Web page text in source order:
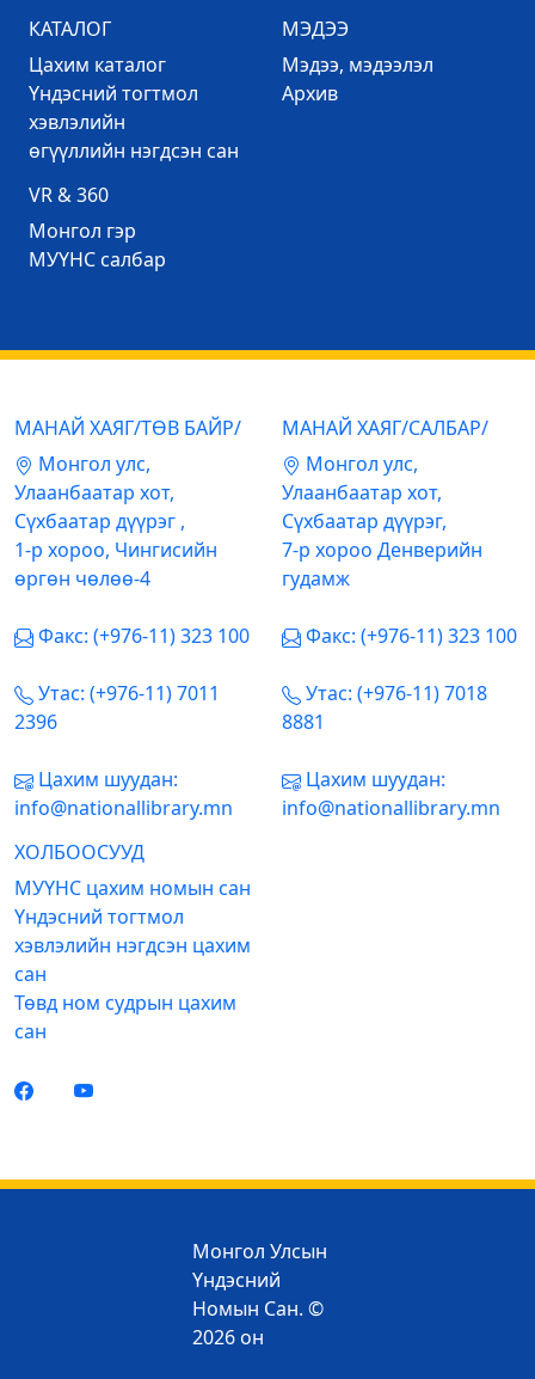
КАТАЛОГ
Цахим каталог
Үндэсний тогтмол
хэвлэлийн
өгүүллийн нэгдсэн сан
МЭДЭЭ
Mэдээ, мэдээлэл
Архив
VR & 360
Mонгол гэр
МУҮНС салбар
МАНАЙ ХАЯГ/ТӨВ БАЙР/
Mонгол улс,
Улаанбаатар хот,
Сүхбаатар дүүрэг ,
1-р хороо, Чингисийн
өргөн чөлөө-4
Факс: (+976-11) 323 100
Утас: (+976-11) 7011
2396
Цахим шуудан:
info@nationallibrary.mn
МАНАЙ ХАЯГ/САЛБАР/
Mонгол улс,
Улаанбаатар хот,
Сүхбаатар дүүрэг,
7-р хороо Денверийн
гудамж
Факс: (+976-11) 323 100
Утас: (+976-11) 7018
8881
Цахим шуудан:
info@nationallibrary.mn
ХОЛБООСУУД
МУҮНС цахим номын сан
Үндэсний тогтмол
хэвлэлийн нэгдсэн цахим
сан
Төвд ном судрын цахим
сан
Монгол Улсын
Үндэсний
Номын Сан. ©
2026 он